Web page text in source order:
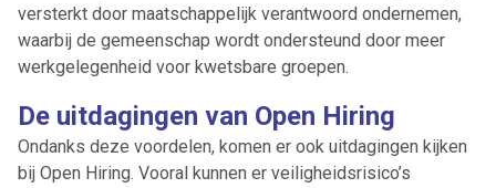
versterkt door maatschappelijk verantwoord ondernemen,
waarbij de gemeenschap wordt ondersteund door meer
werkgelegenheid voor kwetsbare groepen.
De uitdagingen van Open Hiring
Ondanks deze voordelen, komen er ook uitdagingen kijken
bij Open Hiring. Vooral kunnen er veiligheidsrisico’s